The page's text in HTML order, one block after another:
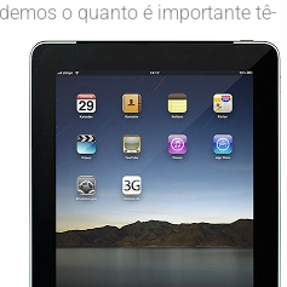
o quanto é importante tê-